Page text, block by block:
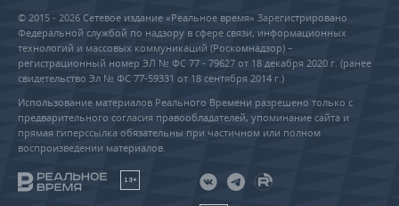
© 2015 - 2026 Сетевое издание «Реальное время» Зарегистрировано
Федеральной службой по надзору в сфере связи, информационных
технологий и массовых коммуникаций (Роскомнадзор) –
регистрационный номер ЭЛ № ФС 77 - 79627 от 18 декабря 2020 г. (ранее
свидетельство Эл № ФС 77-59331 от 18 сентября 2014 г.)
Использование материалов Реального Времени разрешено только с
предварительного согласия правообладателей, упоминание сайта и
прямая гиперссылка обязательны при частичном или полном
воспроизведении материалов.
18+